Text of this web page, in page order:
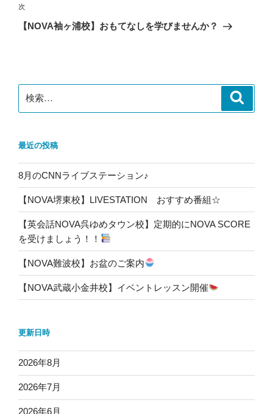
ゲ
ー
次
の
次
【NOVA袖ヶ浦校】おもてなしを学びませんか？
索:
最近の投稿
8月のCNNライブステーション♪
【NOVA堺東校】LIVESTATION おすすめ番組☆
【英会話NOVA呉ゆめタウン校】定期的にNOVA SCORE
を受けましょう！！
【NOVA難波校】お盆のご案内
【NOVA武蔵小金井校】イベントレッスン開催
更新日時
2026年8月
2026年7月
2026年6月